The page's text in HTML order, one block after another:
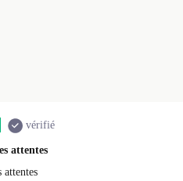
vérifié
attentes
attentes